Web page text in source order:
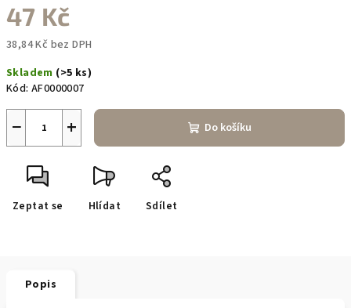
47 Kč
38,84 Kč bez DPH
cena:
Skladem (>5 ks)
Kód: AF0000007
+
− Do košíku
Zeptat se Hlídat Sdílet
Popis